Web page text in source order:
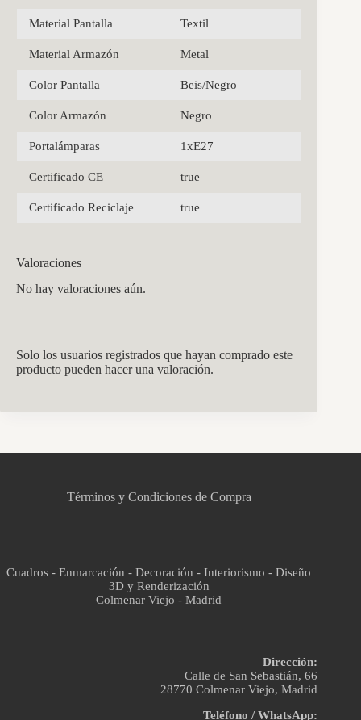
Material Pantalla Textil
Material Armazón Metal
Color Pantalla Beis/Negro
Color Armazón Negro
Portalámparas 1xE27
Certificado CE true
Certificado Reciclaje true
Valoraciones
No hay valoraciones aún.
Solo los usuarios registrados que hayan comprado este
producto pueden hacer una valoración.
Términos y Condiciones de Compra
Cuadros - Enmarcación - Decoración - Interiorismo - Diseño
3D y Renderización
Colmenar Viejo - Madrid
Dirección:
Calle de San Sebastián, 66
28770 Colmenar Viejo, Madrid
Teléfono / WhatsApp:
Asistente virtual · En línea